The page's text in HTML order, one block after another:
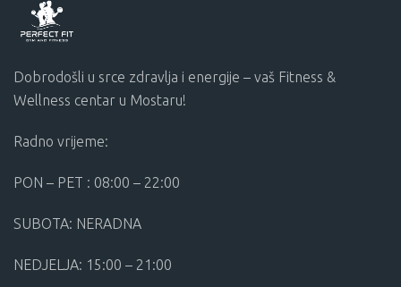
Dobrodošli u srce zdravlja i energije – vaš Fitness &
Wellness centar u Mostaru!
Radno vrijeme:
PON – PET : 08:00 – 22:00
SUBOTA: NERADNA
NEDJELJA: 15:00 – 21:00